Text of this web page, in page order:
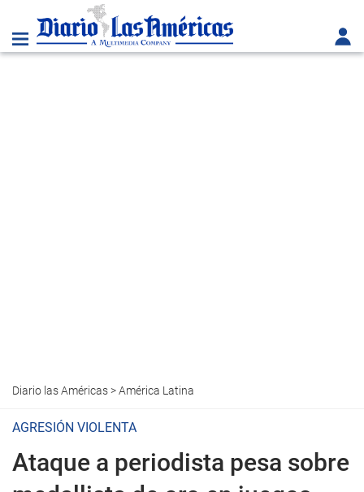
Diario las Américas>América Latina
AGRESIÓN VIOLENTA
Ataque a periodista pesa sobre